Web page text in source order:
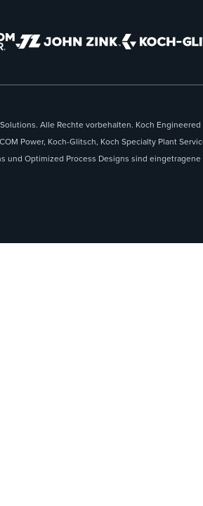
Alle Rechte vorbehalten. Koch Engineered
Power, Koch-Glitsch, Koch Specialty Plant
und Optimized Process Designs sind eingetragene